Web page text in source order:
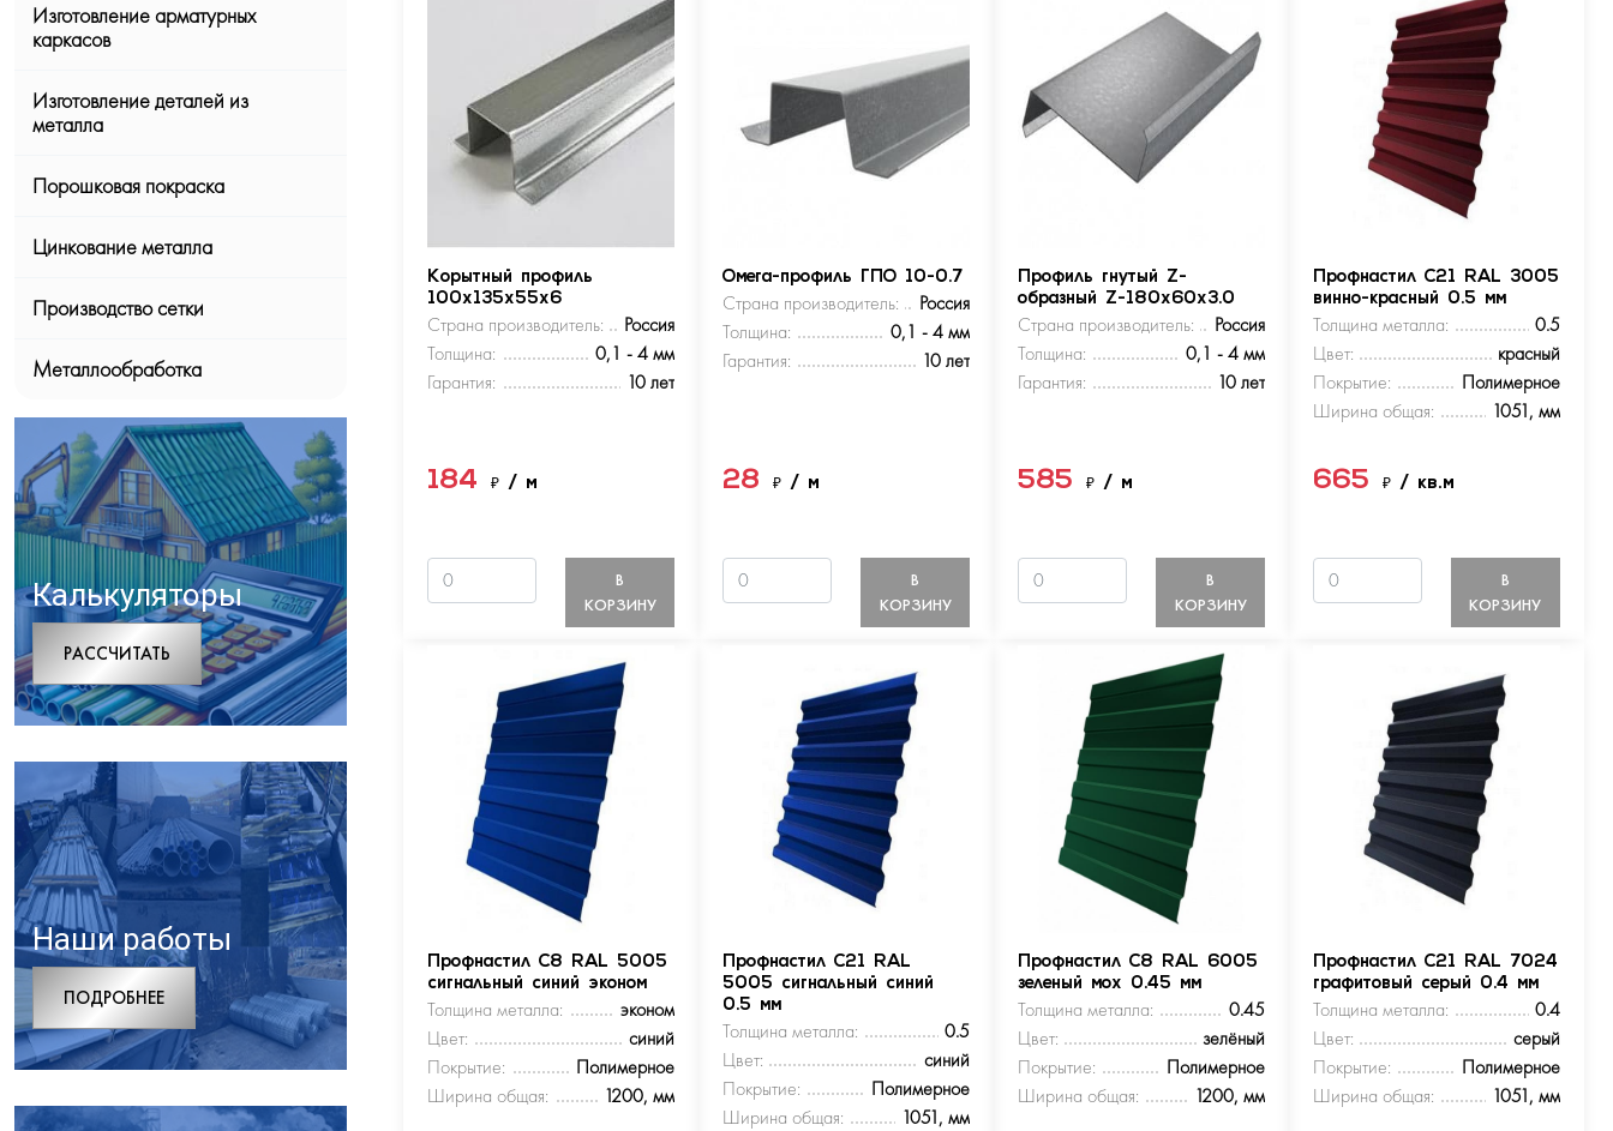
Изготовление арматурных
каркасов
Изготовление деталей из
металла
Порошковая покраска
Цинкование металла
Производство сетки
Металлообработка
Калькуляторы
РАCСЧИТАТЬ
Наши работы
ПОДРОБНЕЕ
Корытный профиль
100х135х55х6
Страна производитель:
Россия
Толщина:
0,1 - 4 мм
Гарантия:
10 лет
184₽/ м
В
КОРЗИНУ
Омега-профиль ГПО 10-0.7
Страна производитель:
Россия
Толщина:
0,1 - 4 мм
Гарантия:
10 лет
28₽/ м
В
КОРЗИНУ
Профиль гнутый Z-
образный Z-180х60х3.0
Страна производитель:
Россия
Толщина:
0,1 - 4 мм
Гарантия:
10 лет
585₽/ м
В
КОРЗИНУ
Профнастил С21 RAL 3005
винно-красный 0.5 мм
Толщина металла:
0.5
Цвет:
красный
Покрытие:
Полимерное
Ширина общая:
1051, мм
665 ₽ / кв.м
В
КОРЗИНУ
Профнастил С8 RAL 5005
сигнальный синий эконом
Толщина металла:
эконом
Цвет:
синий
Покрытие:
Полимерное
Ширина общая:
1200, мм
Профнастил С21 RAL
5005 сигнальный синий
0.5 мм
Толщина металла:
0.5
Цвет:
синий
Покрытие:
Полимерное
Ширина общая:
1051, мм
Профнастил С8 RAL 6005
зеленый мох 0.45 мм
Толщина металла:
0.45
Цвет:
зелёный
Покрытие:
Полимерное
Ширина общая:
1200, мм
Профнастил С21 RAL 7024
графитовый серый 0.4 мм
Толщина металла:
0.4
Цвет:
серый
Покрытие:
Полимерное
Ширина общая:
1051, мм